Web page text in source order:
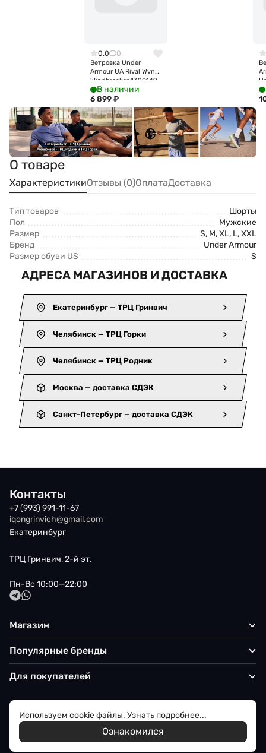
0.0 0
Ветровка Under
Armour UA Rival Wvn
Windbreaker 1390149-
410В наличии
6 899 ₽
О товаре
ХарактеристикиОтзывы (0)ОплатаДоставка
Тип товаров
Шорты
Пол
Мужские
Размер
S, M, XL, L, XXL
Бренд
Under Armour
Размер обуви US
S
АДРЕСА МАГАЗИНОВ И ДОСТАВКА
Екатеринбург — ТРЦ Гринвич
Челябинск — ТРЦ Горки
Челябинск — ТРЦ Родник
Москва — доставка СДЭК
Санкт-Петербург — доставка СДЭК
Контакты
+7 (993) 991-11-67
iqongrinvich@gmail.com
Екатеринбург
ТРЦ Гринвич, 2-й эт.
Пн-Вс 10:00—22:00
Магазин
Популярные бренды
Для покупателей
© 2026 Iqon - Магазин вашего стиля
Политика обработки персональных данных
Используем cookie файлы. Узнать подробнее...
Ознакомился